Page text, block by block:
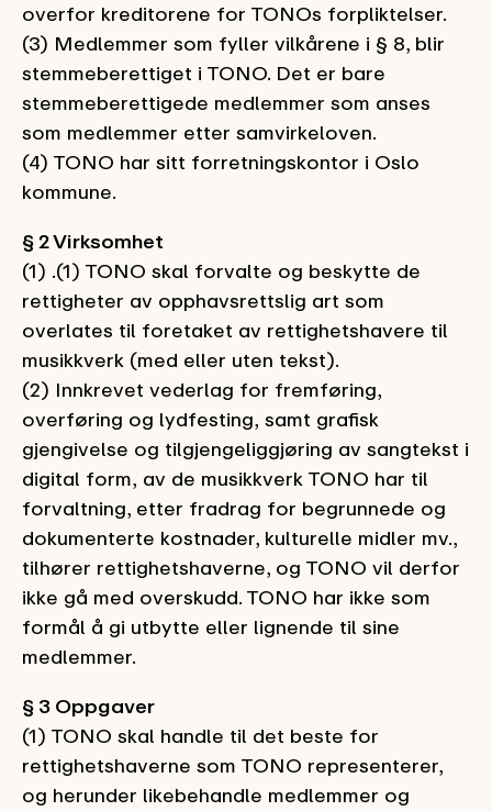
overfor kreditorene for TONOs forpliktelser.
(3) Medlemmer som fyller vilkårene i § 8, blir
stemmeberettiget i TONO. Det er bare
stemmeberettigede medlemmer som anses
som medlemmer etter samvirkeloven.
(4) TONO har sitt forretningskontor i Oslo
kommune.
§ 2 Virksomhet
(1) .(1) TONO skal forvalte og beskytte de
rettigheter av opphavsrettslig art som
overlates til foretaket av rettighetshavere til
musikkverk (med eller uten tekst).
(2) Innkrevet vederlag for fremføring,
overføring og lydfesting, samt grafisk
gjengivelse og tilgjengeliggjøring av sangtekst i
digital form, av de musikkverk TONO har til
forvaltning, etter fradrag for begrunnede og
dokumenterte kostnader, kulturelle midler mv.,
tilhører rettighetshaverne, og TONO vil derfor
ikke gå med overskudd. TONO har ikke som
formål å gi utbytte eller lignende til sine
medlemmer.
§ 3 Oppgaver
(1) TONO skal handle til det beste for
rettighetshaverne som TONO representerer,
og herunder likebehandle medlemmer og